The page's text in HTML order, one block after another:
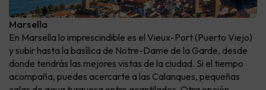
Marsella
En Marsella lo imprescindible es el Vieux-Port (Puerto Viejo)
y subir hasta la basílica de Notre-Dame de la Garde, desde
donde tendrás las mejores vistas de la ciudad. Si el tiempo
acompaña, puedes acercarte a las Calanques, pequeñas